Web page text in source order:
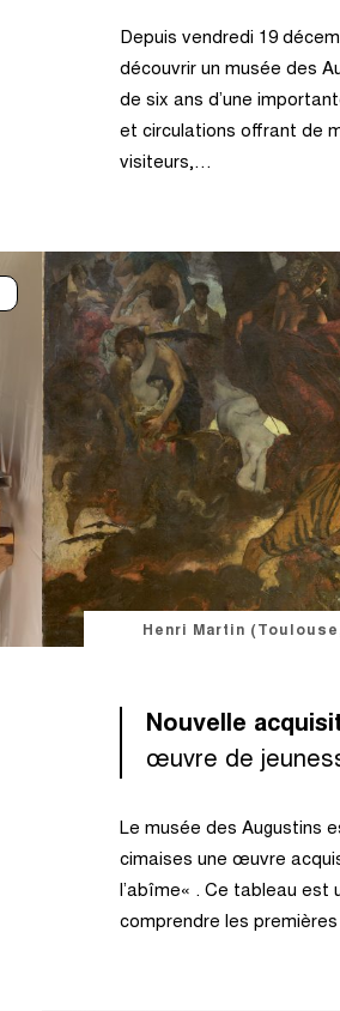
Depuis vendredi 19
découvrir un musée des
de six ans d’une
et circulations offrant de
visiteurs,…
Henri
(Toulouse,
1860
–
Labastide-
du-
Vert,
1943)
Henri Martin
Nouvelle
œuvre de
Le musée des Augustins
cimaises une œuvre
l’abîme« . Ce tableau est
comprendre les